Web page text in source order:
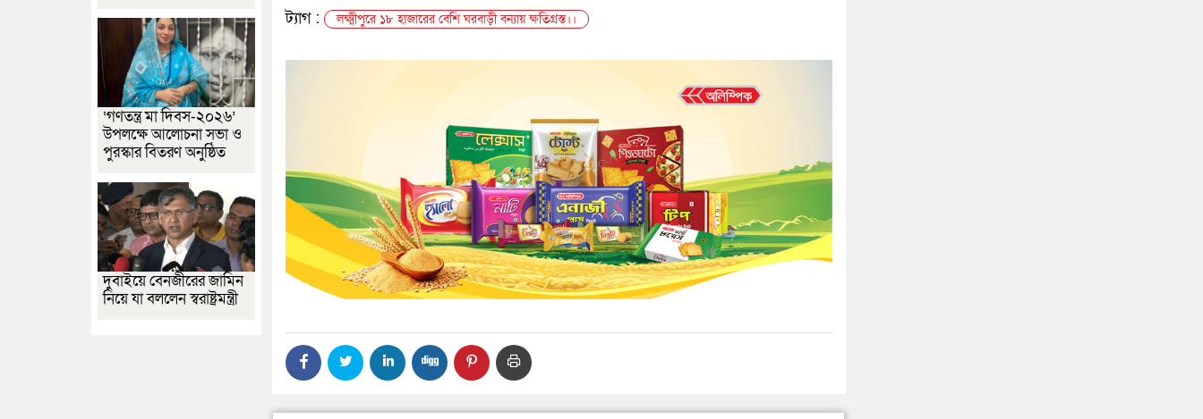
ট্যাগ :
লক্ষ্মীপুরে ১৮ হাজারের বেশি ঘরবাড়ী বন্যায় ক্ষতিগ্রস্ত।।
‘গণতন্ত্র মা দিবস-২০২৬’
উপলক্ষে আলোচনা সভা ও
পুরস্কার বিতরণ অনুষ্ঠিত
দুবাইয়ে বেনজীরের জামিন
নিয়ে যা বললেন স্বরাষ্ট্রমন্ত্রী